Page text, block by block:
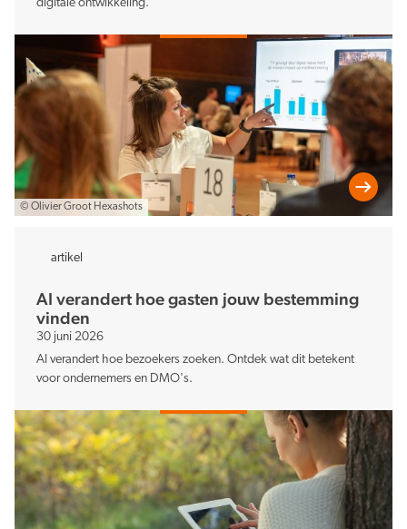
© Olivier Groot Hexashots
digitale ontwikkeling.
artikel
AI verandert hoe gasten jouw bestemming
vinden
30 juni 2026
AI verandert hoe bezoekers zoeken. Ontdek wat dit betekent
voor ondernemers en DMO's.